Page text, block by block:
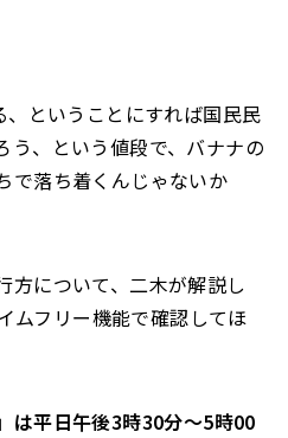
、ということにすれば国民民
う、という値段で、バナナの
で落ち着くんじゃないか
方について、二木が解説し
ムフリー機能で確認してほ
は平日午後3時30分～5時00